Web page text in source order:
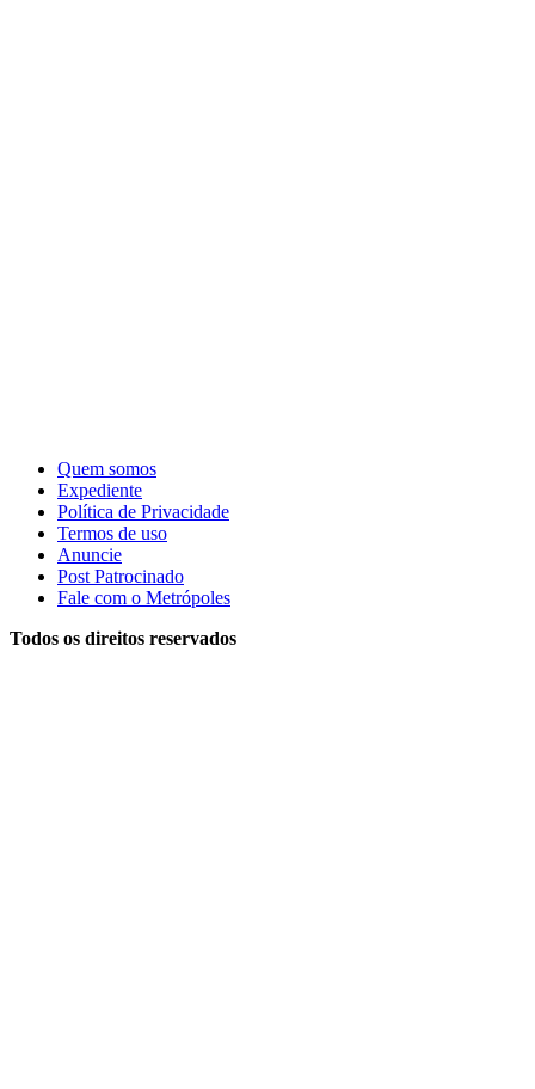
Quem somos
Expediente
Política de Privacidade
Termos de uso
Anuncie
Post Patrocinado
Fale com o Metrópoles
Todos os direitos reservados